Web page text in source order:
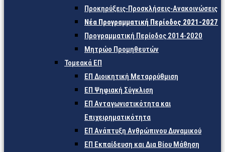
Προκηρύξεις-Προσκλήσεις-Ανακοινώσεις
Νέα Προγραμματική Περίοδος 2021-2027
Προγραμματική Περίοδος 2014-2020
Μητρώο Προμηθευτών
Τομεακά ΕΠ
ΕΠ Διοικητική Μεταρρύθμιση
ΕΠ Ψηφιακή Σύγκλιση
ΕΠ Ανταγωνιστικότητα και
Επιχειρηματικότητα
ΕΠ Ανάπτυξη Ανθρώπινου Δυναμικού
ΕΠ Εκπαίδευση και Δια Βίου Μάθηση